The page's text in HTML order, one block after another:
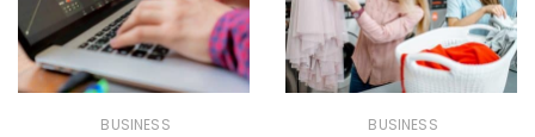
BUSINESS BUSINESS